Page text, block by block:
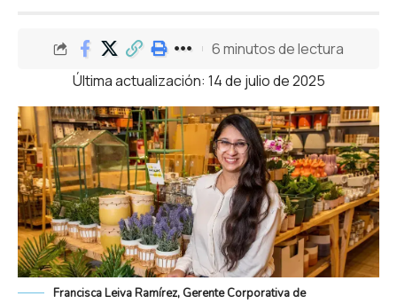
Última actualización: 14 de julio de 2025
6 minutos de lectura
Francisca Leiva Ramírez, Gerente Corporativa de